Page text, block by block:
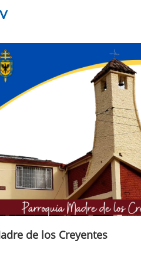
V
de los Creyentes